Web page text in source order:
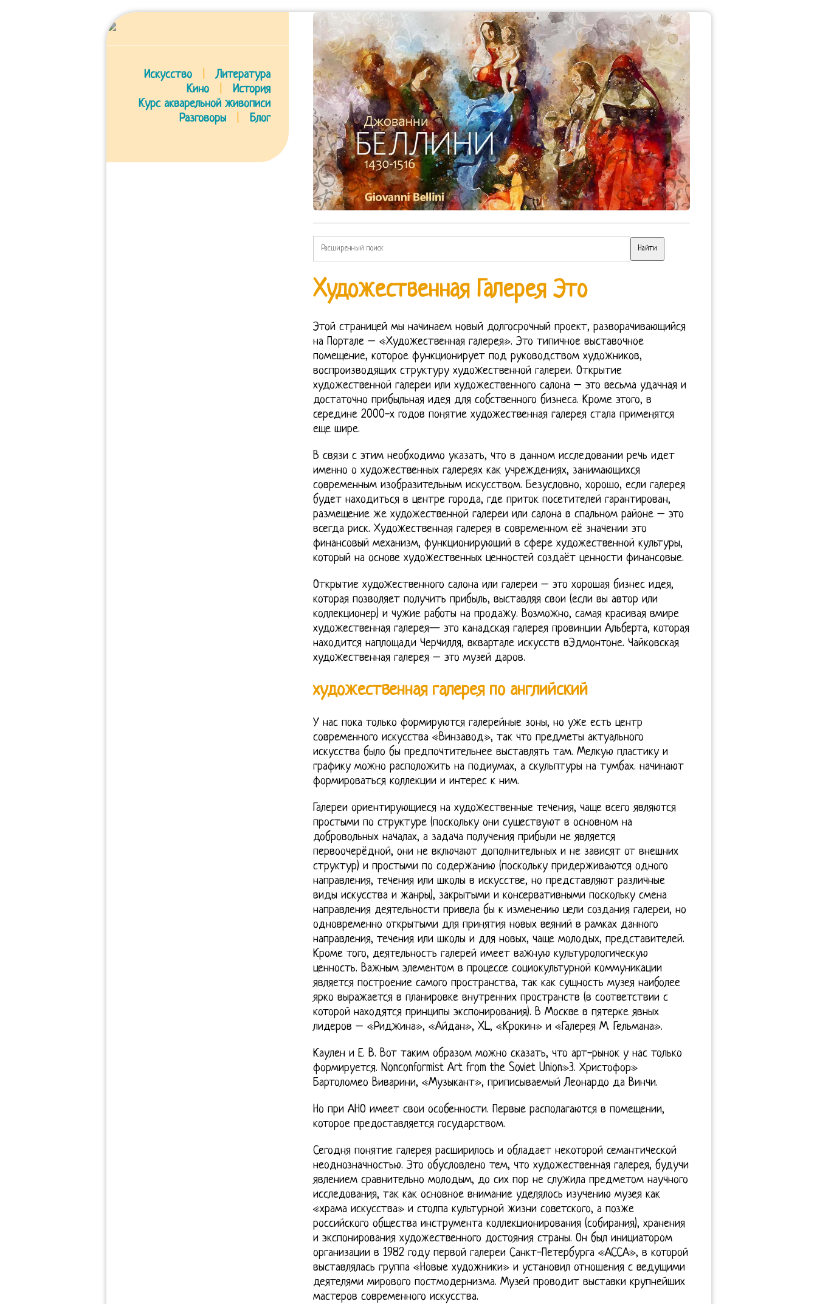
Искусство
Литература
Кино
История
Курс акварельной живописи
Разговоры
Блог
Художественная Галерея Это
Этой страницей мы начинаем новый долгосрочный проект, разворачивающийся
на Портале – «Художественная галерея». Это типичное выставочное
помещение, которое функционирует под руководством художников,
воспроизводящих структуру художественной галереи. Открытие
художественной галереи или художественного салона – это весьма удачная и
достаточно прибыльная идея для собственного бизнеса. Кроме этого, в
середине 2000-х годов понятие художественная галерея стала применятся
еще шире.
В связи с этим необходимо указать, что в данном исследовании речь идет
именно о художественных галереях как учреждениях, занимающихся
современным изобразительным искусством. Безусловно, хорошо, если галерея
будет находиться в центре города, где приток посетителей гарантирован,
размещение же художественной галереи или салона в спальном районе – это
всегда риск. Художественная галерея в современном её значении это
финансовый механизм, функционирующий в сфере художественной культуры,
который на основе художественных ценностей создаёт ценности финансовые.
Открытие художественного салона или галереи – это хорошая бизнес идея,
которая позволяет получить прибыль, выставляя свои (если вы автор или
коллекционер) и чужие работы на продажу. Возможно, самая красивая вмире
художественная галерея— это канадская галерея провинции Альберта, которая
находится наплощади Черчилля, вквартале искусств вЭдмонтоне. Чайковская
художественная галерея – это музей даров.
художественная галерея по английский
У нас пока только формируются галерейные зоны, но уже есть центр
современного искусства «Винзавод», так что предметы актуального
искусства было бы предпочтительнее выставлять там. Мелкую пластику и
графику можно расположить на подиумах, а скульптуры на тумбах. начинают
формироваться коллекции и интерес к ним.
Галереи ориентирующиеся на художественные течения, чаще всего являются
простыми по структуре (поскольку они существуют в основном на
добровольных началах, а задача получения прибыли не является
первоочерёдной, они не включают дополнительных и не зависят от внешних
структур) и простыми по содержанию (поскольку придерживаются одного
направления, течения или школы в искусстве, но представляют различные
виды искусства и жанры), закрытыми и консервативными поскольку смена
направления деятельности привела бы к изменению цели создания галереи, но
одновременно открытыми для принятия новых веяний в рамках данного
направления, течения или школы и для новых, чаще молодых, представителей.
Кроме того, деятельность галерей имеет важную культурологическую
ценность. Важным элементом в процессе социокультурной коммуникации
является построение самого пространства, так как сущность музея наиболее
ярко выражается в планировке внутренних пространств (в соответствии с
которой находятся принципы экспонирования). В Москве в пятерке явных
лидеров – «Риджина», «Айдан», XL, «Крокин» и «Галерея М. Гельмана».
Каулен и Е. В. Вот таким образом можно сказать, что арт-рынок у нас только
формируется. Nonconformist Art from the Soviet Union»3. Христофор»
Бартоломео Виварини, «Музыкант», приписываемый Леонардо да Винчи.
Но при АНО имеет свои особенности. Первые располагаются в помещении,
которое предоставляется государством.
Сегодня понятие галерея расширилось и обладает некоторой семантической
неоднозначностью. Это обусловлено тем, что художественная галерея, будучи
явлением сравнительно молодым, до сих пор не служила предметом научного
исследования, так как основное внимание уделялось изучению музея как
«храма искусства» и столпа культурной жизни советского, а позже
российского общества инструмента коллекционирования (собирания), хранения
и экспонирования художественного достояния страны. Он был инициатором
организации в 1982 году первой галереи Санкт-Петербурга «АССА», в которой
выставлялась группа «Новые художники» и установил отношения с ведущими
деятелями мирового постмодернизма. Музей проводит выставки крупнейших
мастеров современного искусства.